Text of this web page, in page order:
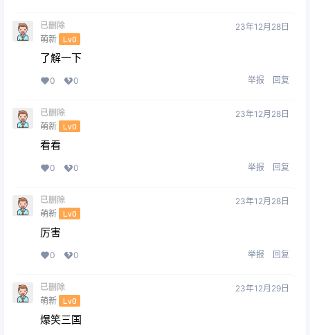
已删除
萌新 Lv0
23年12月28日
了解一下
0 0 举报 回复
已删除
萌新 Lv0
23年12月28日
看看
0 0 举报 回复
已删除
萌新 Lv0
23年12月28日
厉害
0 0 举报 回复
已删除
萌新 Lv0
23年12月29日
爆笑三国